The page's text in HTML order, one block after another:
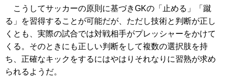
こうしてサッカーの原則に基づきGKの「止める」「蹴
る」を習得することが可能だが、ただし技術と判断が正し
くとも、実際の試合では対戦相手がプレッシャーをかけて
くる。そのときにも正しい判断をして複数の選択肢を持
ち、正確なキックをするにはやはりそれなりに習熟が求め
られるようだ。